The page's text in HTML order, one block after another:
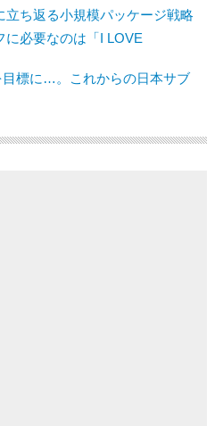
立ち返る小規模パッケージ戦略
に必要なのは「I LOVE
目標に…。これからの日本サブ